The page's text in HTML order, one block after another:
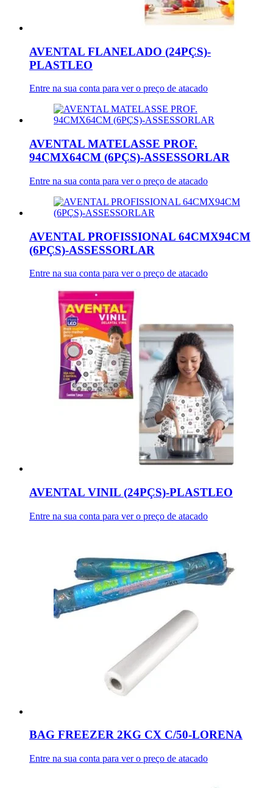
AVENTAL FLANELADO (24PÇS)-
PLASTLEO
Entre na sua conta para ver o preço de atacado
AVENTAL MATELASSE PROF.
94CMX64CM (6PÇS)-ASSESSORLAR
Entre na sua conta para ver o preço de atacado
AVENTAL PROFISSIONAL 64CMX94CM
(6PÇS)-ASSESSORLAR
Entre na sua conta para ver o preço de atacado
AVENTAL VINIL (24PÇS)-PLASTLEO
Entre na sua conta para ver o preço de atacado
BAG FREEZER 2KG CX C/50-LORENA
Entre na sua conta para ver o preço de atacado